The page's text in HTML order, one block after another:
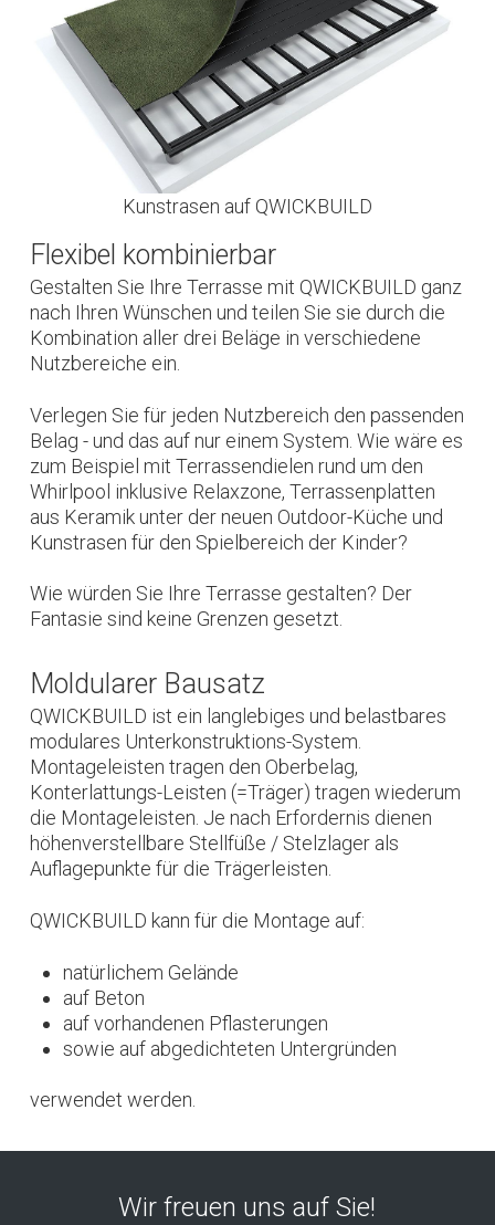
Kunstrasen auf QWICKBUILD
Flexibel kombinierbar
Gestalten Sie Ihre Terrasse mit QWICKBUILD ganz
nach Ihren Wünschen und teilen Sie sie durch die
Kombination aller drei Beläge in verschiedene
Nutzbereiche ein.
Verlegen Sie für jeden Nutzbereich den passenden
Belag - und das auf nur einem System. Wie wäre es
zum Beispiel mit Terrassendielen rund um den
Whirlpool inklusive Relaxzone, Terrassenplatten
aus Keramik unter der neuen Outdoor-Küche und
Kunstrasen für den Spielbereich der Kinder?
Wie würden Sie Ihre Terrasse gestalten? Der
Fantasie sind keine Grenzen gesetzt.
Moldularer Bausatz
QWICKBUILD ist ein langlebiges und belastbares
modulares Unterkonstruktions-System.
Montageleisten tragen den Oberbelag,
Konterlattungs-Leisten (=Träger) tragen wiederum
die Montageleisten. Je nach Erfordernis dienen
höhenverstellbare Stellfüße / Stelzlager als
Auflagepunkte für die Trägerleisten.
QWICKBUILD kann für die Montage auf:
natürlichem Gelände
auf Beton
auf vorhandenen Pflasterungen
sowie auf abgedichteten Untergründen
verwendet werden.
Wir freuen uns auf Sie!